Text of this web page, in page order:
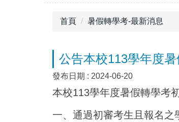
首頁 暑假轉學考-最新消息
公告本校113學年度
發布日期 : 2024-06-20
本校113學年度暑假轉學考
一、通過初審考生且報名之